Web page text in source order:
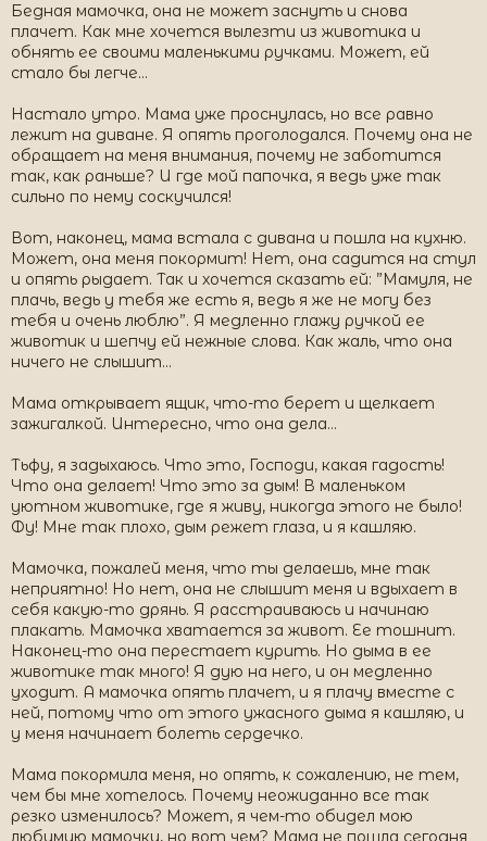
Бедная мамочка, она не может заснуть и снова
плачет. Как мне хочется вылезти из животика и
обнять ее своими маленькими ручками. Может, ей
стало бы легче…
Настало утро. Мама уже проснулась, но все равно
лежит на диване. Я опять проголодался. Почему она не
обращает на меня внимания, почему не заботится
так, как раньше? И где мой папочка, я ведь уже так
сильно по нему соскучился!
Вот, наконец, мама встала с дивана и пошла на кухню.
Может, она меня покормит! Нет, она садится на стул
и опять рыдает. Так и хочется сказать ей: ”Мамуля, не
плачь, ведь у тебя же есть я, ведь я же не могу без
тебя и очень люблю”. Я медленно глажу ручкой ее
животик и шепчу ей нежные слова. Как жаль, что она
ничего не слышит…
Мама открывает ящик, что-то берет и щелкает
зажигалкой. Интересно, что она дела…
Тьфу, я задыхаюсь. Что это, Господи, какая гадость!
Что она делает! Что это за дым! В маленьком
уютном животике, где я живу, никогда этого не было!
Фу! Мне так плохо, дым режет глаза, и я кашляю.
Мамочка, пожалей меня, что ты делаешь, мне так
неприятно! Но нет, она не слышит меня и вдыхает в
себя какую-то дрянь. Я расстраиваюсь и начинаю
плакать. Мамочка хватается за живот. Ее тошнит.
Наконец-то она перестает курить. Но дыма в ее
животике так много! Я дую на него, и он медленно
уходит. А мамочка опять плачет, и я плачу вместе с
ней, потому что от этого ужасного дыма я кашляю, и
у меня начинает болеть сердечко.
Мама покормила меня, но опять, к сожалению, не тем,
чем бы мне хотелось. Почему неожиданно все так
резко изменилось? Может, я чем-то обидел мою
любимую мамочку, но вот чем? Мама не пошла сегодня